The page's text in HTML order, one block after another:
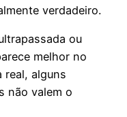
verdadeiro.
ou
melhor no
real, alguns
não valem o